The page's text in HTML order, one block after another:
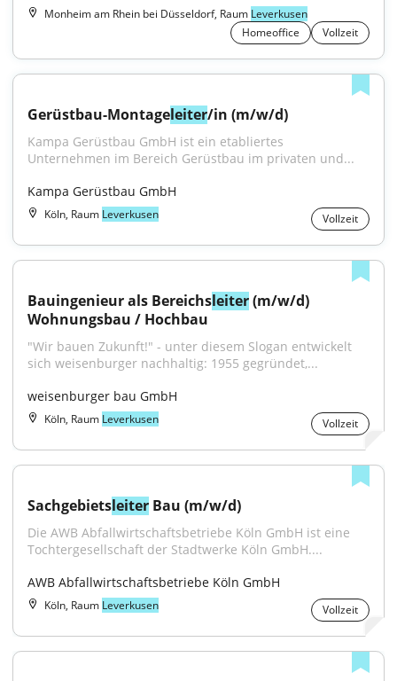
Monheim am Rhein bei Düsseldorf, Raum Leverkusen
Homeoffice
Vollzeit
Gerüstbau-Montageleiter/in (m/w/d)
Kampa Gerüstbau GmbH ist ein etabliertes
Unternehmen im Bereich Gerüstbau im privaten und...
Kampa Gerüstbau GmbH
Köln, Raum Leverkusen Vollzeit
Bauingenieur als Bereichsleiter (m/w/d)
Wohnungsbau / Hochbau
"Wir bauen Zukunft!" - unter diesem Slogan entwickelt
sich weisenburger nachhaltig: 1955 gegründet,...
weisenburger bau GmbH
Köln, Raum Leverkusen Vollzeit
Sachgebietsleiter Bau (m/w/d)
Die AWB Abfallwirtschaftsbetriebe Köln GmbH ist eine
Tochtergesellschaft der Stadtwerke Köln GmbH....
AWB Abfallwirtschaftsbetriebe Köln GmbH
Köln, Raum Leverkusen Vollzeit